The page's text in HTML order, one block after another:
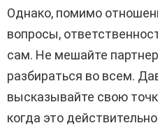
Однако, помимо
вопросы,
сам. Не мешайте
разбираться во всем.
высказывайте свою
когда это